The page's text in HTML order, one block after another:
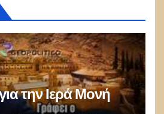
την Ιερά Μονή